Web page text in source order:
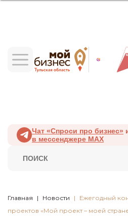
Чат «Спроси про бизнес»
в мессенджере MAX
Главная Новости
Ежегодный
проектов «Мой проект – моей